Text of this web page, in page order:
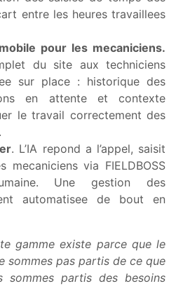
entre les heures travaillees
pour les mecaniciens.
du site aux techniciens
sur place : historique des
en attente et contexte
le travail correctement des
. L’IA repond a l’appel, saisit
via FIELDBOSS
Une gestion des
automatisee de bout en
gamme existe parce que le
sommes pas partis de ce que
sommes partis des besoins